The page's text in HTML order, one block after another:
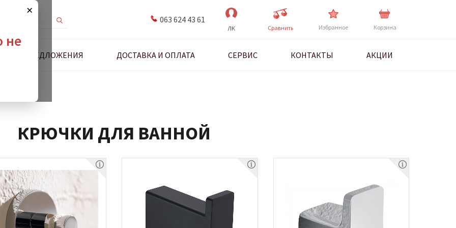
×
не
063 624 43 61
ЛК Cравнить Избранное Корзина
ПРЕДЛОЖЕНИЯ ДОСТАВКА И ОПЛАТА СЕРВИС КОНТАКТЫ АКЦИИ
КРЮЧКИ ДЛЯ ВАННОЙ